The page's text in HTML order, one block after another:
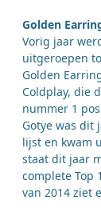
Golden
Vorig jaar
uitgeroepen
Golden
Coldplay, die
nummer 1
Gotye was dit
lijst en kwam
staat dit jaar
complete Top
van 2014 ziet